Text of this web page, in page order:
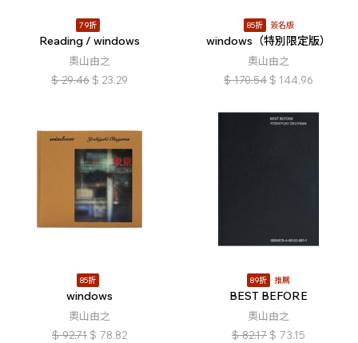
79折
Reading / windows
奧山由之
$ 29.46 $ 23.29
85折 簽名版
windows（特別限定版）
奧山由之
$ 170.54 $ 144.96
85折
windows
奧山由之
$ 92.71 $ 78.82
89折 推薦
BEST BEFORE
奧山由之
$ 82.17 $ 73.15